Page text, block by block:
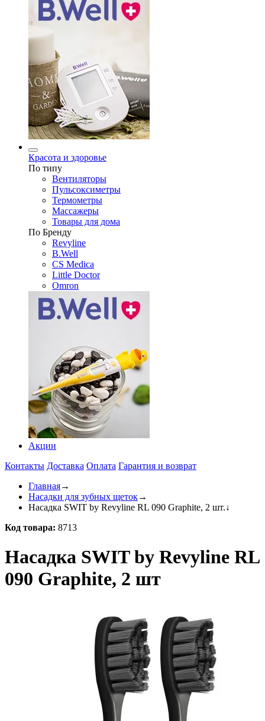
Красота и здоровье
По типу
Вентиляторы
Пульсоксиметры
Термометры
Массажеры
Товары для дома
По Бренду
Revyline
B.Well
CS Medica
Little Doctor
Omron
Акции
Контакты Доставка Оплата Гарантия и возврат
Главная→
Насадки для зубных щеток→
Насадка SWIT by Revyline RL 090 Graphite, 2 шт.↓
Код товара: 8713
Насадка SWIT by Revyline RL
090 Graphite, 2 шт